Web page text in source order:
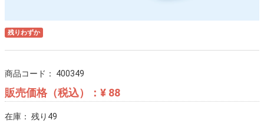
残りわずか
商品コード： 400349
販売価格（税込）： ¥ 88
在庫： 残り49